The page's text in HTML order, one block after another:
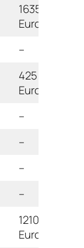
1635
Euro
–
425
Euro
–
–
–
–
1210
Euro